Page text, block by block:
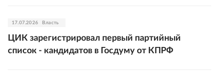
17.07.2026 Власть
ЦИК зарегистрировал первый партийный
список - кандидатов в Госдуму от КПРФ